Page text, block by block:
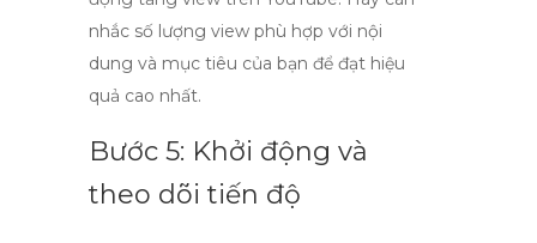
nhắc số lượng view phù hợp với nội
dung và mục tiêu của bạn để đạt hiệu
quả cao nhất.
Bước 5: Khởi động và
theo dõi tiến độ